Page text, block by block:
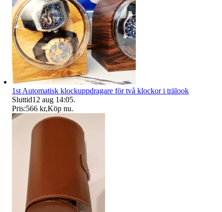
1st Automatisk klockuppdragare för två klockor i trälook
Sluttid12 aug 14:05.
Pris:566 kr,Köp nu.